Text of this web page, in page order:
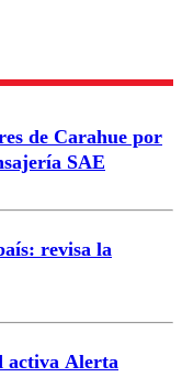
garantizar un
de Carahue por
SAE
revisa la
activa Alerta